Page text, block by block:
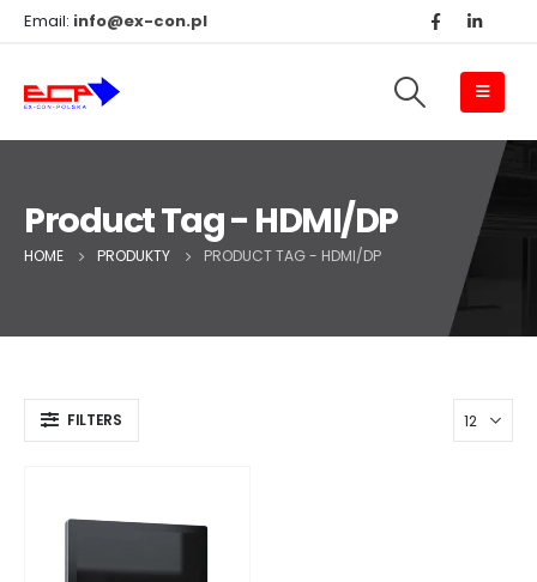
Email: info@ex-con.pl
Product Tag - HDMI/DP
HOME PRODUKTY PRODUCT TAG - HDMI/DP
FILTERS